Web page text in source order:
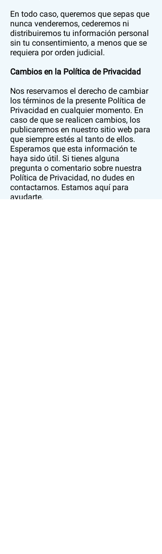
En todo caso, queremos que sepas que
nunca venderemos, cederemos ni
distribuiremos tu información personal
sin tu consentimiento, a menos que se
requiera por orden judicial.
Cambios en la Política de Privacidad
Nos reservamos el derecho de cambiar
los términos de la presente Política de
Privacidad en cualquier momento. En
caso de que se realicen cambios, los
publicaremos en nuestro sitio web para
que siempre estés al tanto de ellos.
Esperamos que esta información te
haya sido útil. Si tienes alguna
pregunta o comentario sobre nuestra
Política de Privacidad, no dudes en
contactarnos. Estamos aquí para
ayudarte.